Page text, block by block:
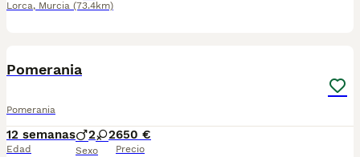
Lorca, Murcia (73.4km)
Pomerania
Pomerania
12 semanas
Edad
2 2
Sexo
650 €
Precio